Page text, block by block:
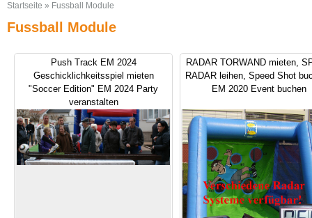
Startseite » Fussball Module
Fussball Module
Push Track EM 2024
Geschicklichkeitsspiel mieten
"Soccer Edition" EM 2024 Party
veranstalten
RADAR TORWAND mieten,
RADAR leihen, Speed Shot
EM 2020 Event buchen